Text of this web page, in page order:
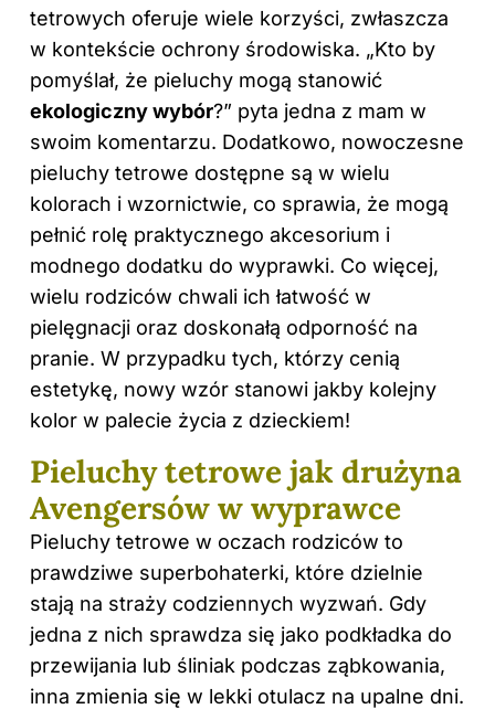
tetrowych oferuje wiele korzyści, zwłaszcza
w kontekście ochrony środowiska. „Kto by
pomyślał, że pieluchy mogą stanowić
ekologiczny wybór?” pyta jedna z mam w
swoim komentarzu. Dodatkowo, nowoczesne
pieluchy tetrowe dostępne są w wielu
kolorach i wzornictwie, co sprawia, że mogą
pełnić rolę praktycznego akcesorium i
modnego dodatku do wyprawki. Co więcej,
wielu rodziców chwali ich łatwość w
pielęgnacji oraz doskonałą odporność na
pranie. W przypadku tych, którzy cenią
estetykę, nowy wzór stanowi jakby kolejny
kolor w palecie życia z dzieckiem!
Pieluchy tetrowe jak drużyna
Avengersów w wyprawce
Pieluchy tetrowe w oczach rodziców to
prawdziwe superbohaterki, które dzielnie
stają na straży codziennych wyzwań. Gdy
jedna z nich sprawdza się jako podkładka do
przewijania lub śliniak podczas ząbkowania,
inna zmienia się w lekki otulacz na upalne dni.